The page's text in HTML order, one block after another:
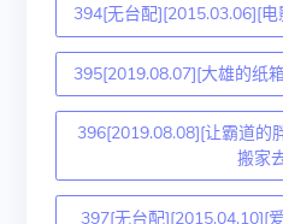
394[无台配][2015.03.06][
395[2019.08.07][大雄的纸
396[2019.08.08][让霸道的
搬家
397[无台配][2015.04.10][